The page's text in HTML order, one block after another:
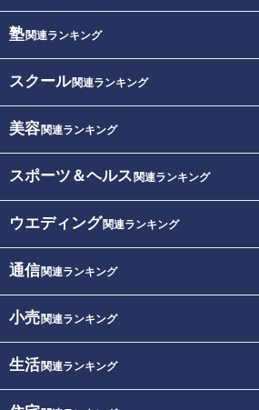
塾関連ランキング
スクール関連ランキング
美容関連ランキング
スポーツ＆ヘルス 関連ランキング
ウエディング関連ランキング
通信関連ランキング
小売関連ランキング
生活関連ランキング